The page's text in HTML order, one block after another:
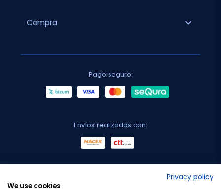
Compra expand_more
Pago seguro:
Envíos realizados con:
Privacy policy
We use cookies